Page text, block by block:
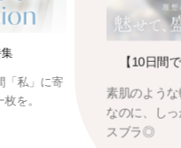
「私」に寄
を。
【10日間
素肌のよう
なのに、し
スブラ◎